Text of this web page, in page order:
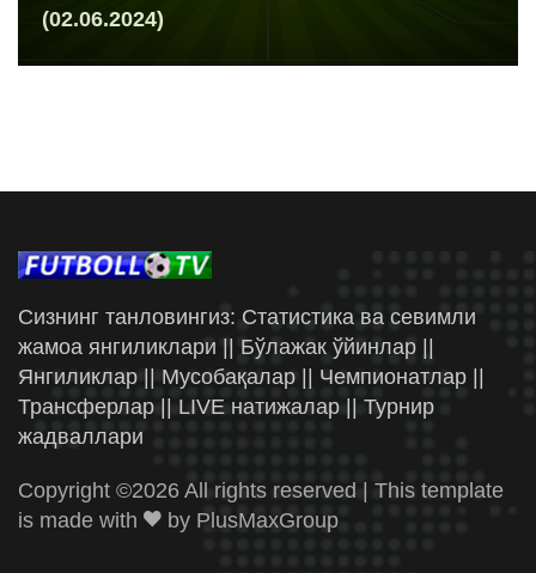
(02.06.2024)
Сизнинг танловингиз: Статистика ва севимли
жамоа янгиликлари || Бўлажак ўйинлар ||
Янгиликлар || Мусобақалар || Чемпионатлар ||
Трансферлар || LIVE натижалар || Турнир
жадваллари
Copyright ©2026 All rights reserved | This template
is made with
by PlusMaxGroup